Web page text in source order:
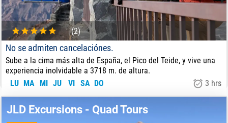
(2)
No se admiten cancelaciónes.
Sube a la cima más alta de España, el Pico del Teide, y vive una
experiencia inolvidable a 3718 m. de altura.
LU MA MI JU VI SA DO 3 hrs
DE:178€
JLD Excursions - Quad Tours